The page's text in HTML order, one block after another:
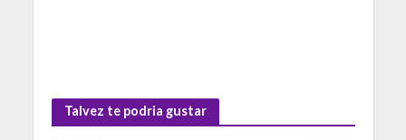
Talvez te podria gustar